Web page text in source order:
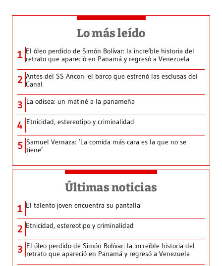
Lo más leído
1 El óleo perdido de Simón Bolívar: la increíble historia del
retrato que apareció en Panamá y regresó a Venezuela
2 Antes del SS Ancon: el barco que estrenó las esclusas del
Canal
3 La odisea: un matiné a la panameña
4 Etnicidad, estereotipo y criminalidad
5 Samuel Vernaza: ‘La comida más cara es la que no se
tiene’
Últimas noticias
1 El talento joven encuentra su pantalla​
2 Etnicidad, estereotipo y criminalidad
3 El óleo perdido de Simón Bolívar: la increíble historia del
retrato que apareció en Panamá y regresó a Venezuela